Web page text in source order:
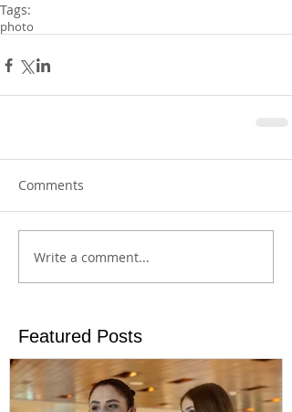
Tags:
photo
Comments
Write a comment...
Featured Posts